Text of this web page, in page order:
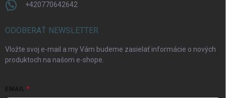
+420770642642
ODOBERAŤ NEWSLETTER
Vložte svoj e-mail a my Vám budeme zasielať informácie o nových
produktoch na našom e-shope.
EMAIL